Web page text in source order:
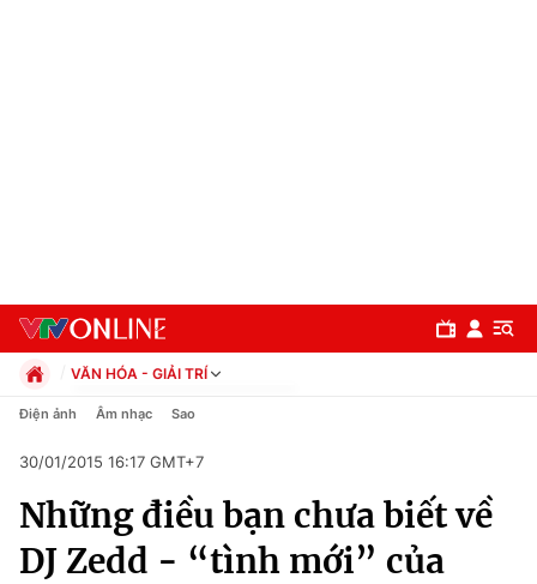
Chuyên mục
Chính trị
VĂN HÓA - GIẢI TRÍ
Chính trị
Pháp luật
Kinh tế
Thể thao
Truyền hình
Điện ảnh Âm nhạc Sao
30/01/2015 16:17 GMT+7
Những điều bạn chưa biết về
DJ Zedd - “tình mới” của